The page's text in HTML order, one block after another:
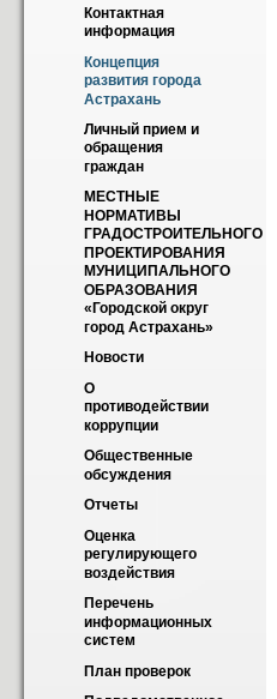
Контактная
информация
Концепция
развития города
Астрахань
Личный прием и
обращения
граждан
МЕСТНЫЕ
НОРМАТИВЫ
ГРАДОСТРОИТЕЛЬНОГО
ПРОЕКТИРОВАНИЯ
МУНИЦИПАЛЬНОГО
ОБРАЗОВАНИЯ
«Городской округ
город Астрахань»
Новости
О
противодействии
коррупции
Общественные
обсуждения
Отчеты
Оценка
регулирующего
воздействия
Перечень
информационных
систем
План проверок